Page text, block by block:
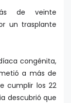
de veinte
un trasplante
congénita,
a más de
cumplir los 22
descubrió que